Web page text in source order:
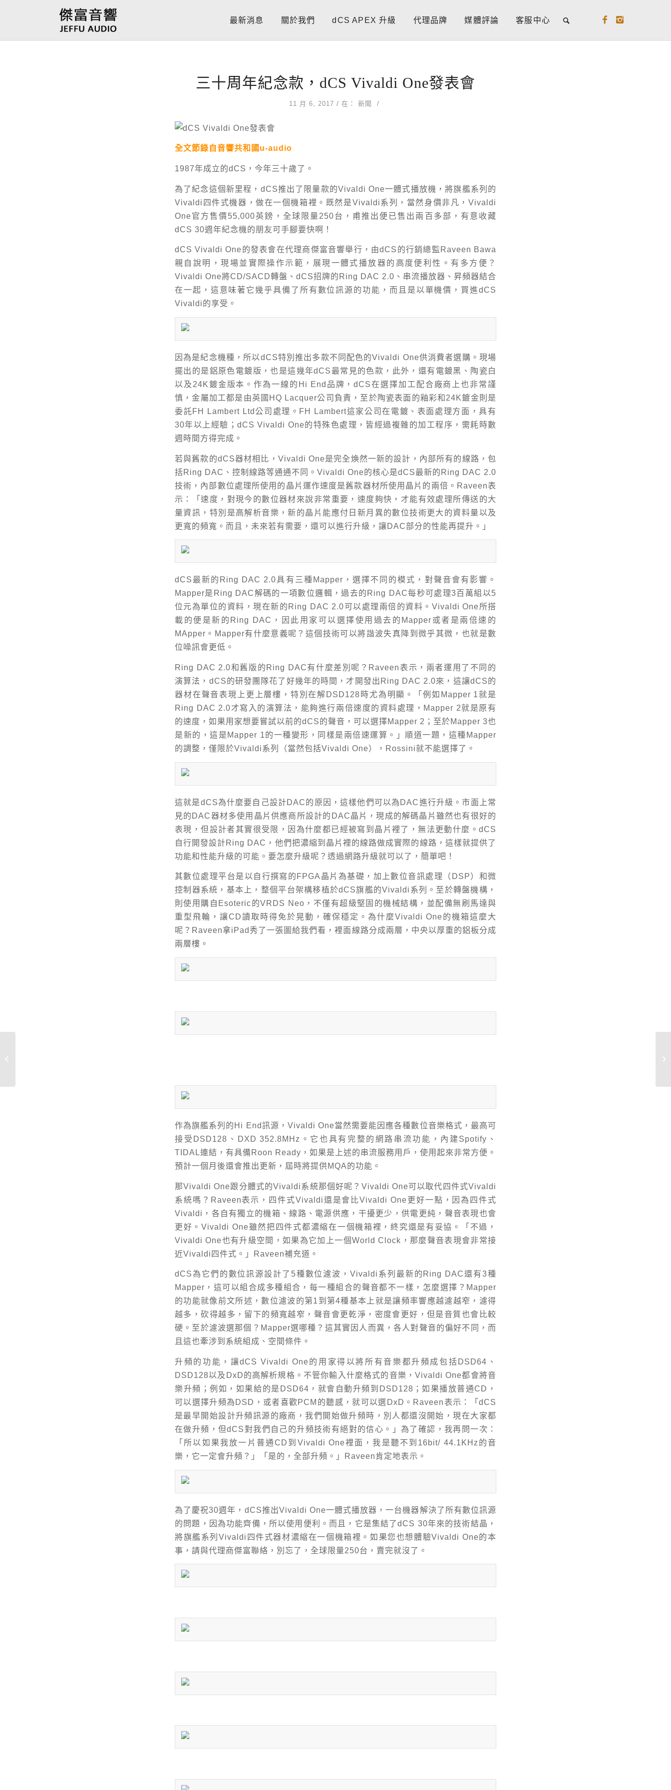
最新消息 關於我們 dCS APEX 升級 代理品牌 媒體評論 客服中心
三十周年紀念款，dCS Vivaldi One發表會
11 月 6, 2017 / 在： 新聞 /
全文節錄自音響共和國u-audio
1987年成立的dCS，今年三十歲了。
為了紀念這個新里程，dCS推出了限量款的Vivaldi One一體式播放機，將旗艦系列的
Vivaldi四件式機器，做在一個機箱裡。既然是Vivaldi系列，當然身價非凡，Vivaldi
One官方售價55,000英鎊，全球限量250台，甫推出便已售出兩百多部，有意收藏
dCS 30週年紀念機的朋友可手腳要快啊！
dCS Vivaldi One的發表會在代理商傑富音響舉行，由dCS的行銷總監Raveen Bawa
親自說明，現場並實際操作示範，展現一體式播放器的高度便利性。有多方便？
Vivaldi One將CD/SACD轉盤、dCS招牌的Ring DAC 2.0、串流播放器、昇頻器結合
在一起，這意味著它幾乎具備了所有數位訊源的功能，而且是以單機價，買進dCS
Vivaldi的享受。
因為是紀念機種，所以dCS特別推出多款不同配色的Vivaldi One供消費者選購。現場
擺出的是鋁原色電鍍版，也是這幾年dCS最常見的色款，此外，還有電鍍黑、陶瓷白
以及24K鍍金版本。作為一線的Hi End品牌，dCS在選擇加工配合廠商上也非常謹
慎，金屬加工都是由英國HQ Lacquer公司負責，至於陶瓷表面的釉彩和24K鍍金則是
委託FH Lambert Ltd公司處理。FH Lambert這家公司在電鍍、表面處理方面，具有
30年以上經驗；dCS Vivaldi One的特殊色處理，皆經過複雜的加工程序，需耗時數
週時間方得完成。
若與舊款的dCS器材相比，Vivaldi One是完全煥然一新的設計，內部所有的線路，包
括Ring DAC、控制線路等通通不同。Vivaldi One的核心是dCS最新的Ring DAC 2.0
技術，內部數位處理所使用的晶片運作速度是舊款器材所使用晶片的兩倍。Raveen表
示：「速度，對現今的數位器材來說非常重要，速度夠快，才能有效處理所傳送的大
量資訊，特別是高解析音樂，新的晶片能應付日新月異的數位技術更大的資料量以及
更寬的頻寬。而且，未來若有需要，還可以進行升級，讓DAC部分的性能再提升。」
dCS最新的Ring DAC 2.0具有三種Mapper，選擇不同的模式，對聲音會有影響。
Mapper是Ring DAC解碼的一項數位邏輯，過去的Ring DAC每秒可處理3百萬組以5
位元為單位的資料，現在新的Ring DAC 2.0可以處理兩倍的資料。Vivaldi One所搭
載的便是新的Ring DAC，因此用家可以選擇使用過去的Mapper或者是兩倍速的
MApper。Mapper有什麼意義呢？這個技術可以將諧波失真降到微乎其微，也就是數
位噪訊會更低。
Ring DAC 2.0和舊版的Ring DAC有什麼差別呢？Raveen表示，兩者運用了不同的
演算法，dCS的研發團隊花了好幾年的時間，才開發出Ring DAC 2.0來，這讓dCS的
器材在聲音表現上更上層樓，特別在解DSD128時尤為明顯。「例如Mapper 1就是
Ring DAC 2.0才寫入的演算法，能夠進行兩倍速度的資料處理，Mapper 2就是原有
的速度，如果用家想要嘗試以前的dCS的聲音，可以選擇Mapper 2；至於Mapper 3也
是新的，這是Mapper 1的一種變形，同樣是兩倍速運算。」順道一題，這種Mapper
的調整，僅限於Vivaldi系列（當然包括Vivaldi One），Rossini就不能選擇了。
這就是dCS為什麼要自己設計DAC的原因，這樣他們可以為DAC進行升級。市面上常
見的DAC器材多使用晶片供應商所設計的DAC晶片，現成的解碼晶片雖然也有很好的
表現，但設計者其實很受限，因為什麼都已經被寫到晶片裡了，無法更動什麼。dCS
自行開發設計Ring DAC，他們把濃縮到晶片裡的線路做成實際的線路，這樣就提供了
功能和性能升級的可能。要怎麼升級呢？透過網路升級就可以了，簡單吧！
其數位處理平台是以自行撰寫的FPGA晶片為基礎，加上數位音訊處理（DSP）和微
控制器系統，基本上，整個平台架構移植於dCS旗艦的Vivaldi系列。至於轉盤機構，
則使用購自Esoteric的VRDS Neo，不僅有超級堅固的機械結構，並配備無刷馬達與
重型飛輪，讓CD讀取時得免於晃動，確保穩定。為什麼Vivaldi One的機箱這麼大
呢？Raveen拿iPad秀了一張圖給我們看，裡面線路分成兩層，中央以厚重的鋁板分成
兩層樓。
作為旗艦系列的Hi End訊源，Vivaldi One當然需要能因應各種數位音樂格式，最高可
接受DSD128、DXD 352.8MHz。它也具有完整的網路串流功能，內建Spotify、
TIDAL連結，有具備Roon Ready，如果是上述的串流服務用戶，使用起來非常方便。
預計一個月後還會推出更新，屆時將提供MQA的功能。
那Vivaldi One跟分體式的Vivaldi系統那個好呢？Vivaldi One可以取代四件式Vivaldi
系統嗎？Raveen表示，四件式Vivaldi還是會比Vivaldi One更好一點，因為四件式
Vivaldi，各自有獨立的機箱、線路、電源供應，干擾更少，供電更純，聲音表現也會
更好。Vivaldi One雖然把四件式都濃縮在一個機箱裡，終究還是有妥協。「不過，
Vivaldi One也有升級空間，如果為它加上一個World Clock，那麼聲音表現會非常接
近Vivaldi四件式。」Raveen補充道。
dCS為它們的數位訊源設計了5種數位濾波，Vivaldi系列最新的Ring DAC還有3種
Mapper，這可以組合成多種組合，每一種組合的聲音都不一樣，怎麼選擇？Mapper
的功能就像前文所述，數位濾波的第1到第4種基本上就是讓頻率響應越濾越窄，濾得
越多，砍得越多，留下的頻寬越窄，聲音會更乾淨，密度會更好，但是音質也會比較
硬。至於濾波選那個？Mapper選哪種？這其實因人而異，各人對聲音的偏好不同，而
且這也牽涉到系統組成、空間條件。
升頻的功能，讓dCS Vivaldi One的用家得以將所有音樂都升頻成包括DSD64、
DSD128以及DxD的高解析規格。不管你輸入什麼格式的音樂，Vivaldi One都會將音
樂升頻；例如，如果給的是DSD64，就會自動升頻到DSD128；如果播放普通CD，
可以選擇升頻為DSD，或者喜歡PCM的聽感，就可以選DxD。Raveen表示：「dCS
是最早開始設計升頻訊源的廠商，我們開始做升頻時，別人都還沒開始，現在大家都
在做升頻，但dCS對我們自己的升頻技術有絕對的信心。」為了確認，我再問一次：
「所以如果我放一片普通CD到Vivaldi One裡面，我是聽不到16bit/ 44.1KHz的音
樂，它一定會升頻？」「是的，全部升頻。」Raveen肯定地表示。
為了慶祝30週年，dCS推出Vivaldi One一體式播放器，一台機器解決了所有數位訊源
的問題，因為功能齊備，所以使用便利。而且，它是集結了dCS 30年來的技術結晶，
將旗艦系列Vivaldi四件式器材濃縮在一個機箱裡。如果您也想體驗Vivaldi One的本
事，請與代理商傑富聯絡，別忘了，全球限量250台，賣完就沒了。